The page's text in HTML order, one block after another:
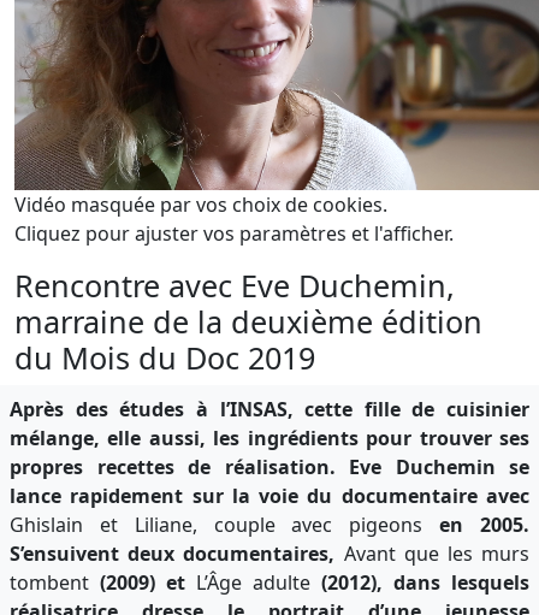
Vidéo masquée par vos choix de cookies.
Cliquez pour ajuster vos paramètres et l'afficher.
Rencontre avec Eve Duchemin,
marraine de la deuxième édition
du Mois du Doc 2019
Après des études à l’INSAS, cette fille de cuisinier
mélange, elle aussi, les ingrédients pour trouver ses
propres recettes de réalisation. Eve Duchemin se
lance rapidement sur la voie du documentaire avec
Ghislain et Liliane, couple avec pigeons en 2005.
S’ensuivent deux documentaires, Avant que les murs
tombent (2009) et L’Âge adulte (2012), dans lesquels